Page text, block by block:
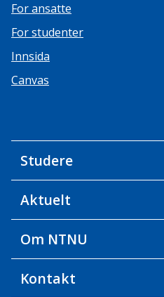
For ansatte
For studenter
Innsida
Canvas
Studere
Aktuelt
Om NTNU
Kontakt